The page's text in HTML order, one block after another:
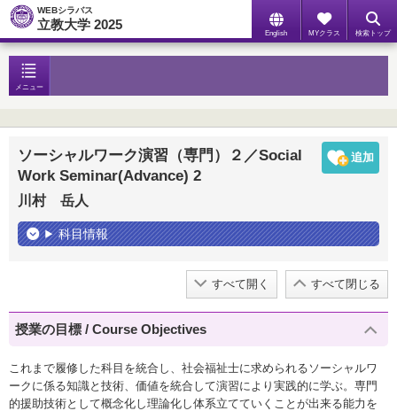
WEBシラバス
立教大学 2025
English MYクラス 検索トップ
メニュー
ソーシャルワーク演習（専門）２／Social
Work Seminar(Advance) 2
川村 岳人
科目情報
すべて開く すべて閉じる
授業の目標 / Course Objectives
これまで履修した科目を統合し、社会福祉士に求められるソーシャルワ
ークに係る知識と技術、価値を統合して演習により実践的に学ぶ。専門
的援助技術として概念化し理論化し体系立てていくことが出来る能力を